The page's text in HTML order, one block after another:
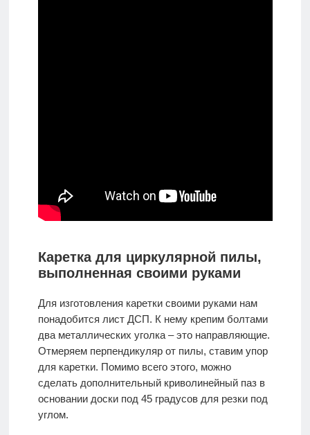
Каретка для циркулярной пилы,
выполненная своими руками
Для изготовления каретки своими руками нам
понадобится лист ДСП. К нему крепим болтами
два металлических уголка – это направляющие.
Отмеряем перпендикуляр от пилы, ставим упор
для каретки. Помимо всего этого, можно
сделать дополнительный криволинейный паз в
основании доски под 45 градусов для резки под
углом.